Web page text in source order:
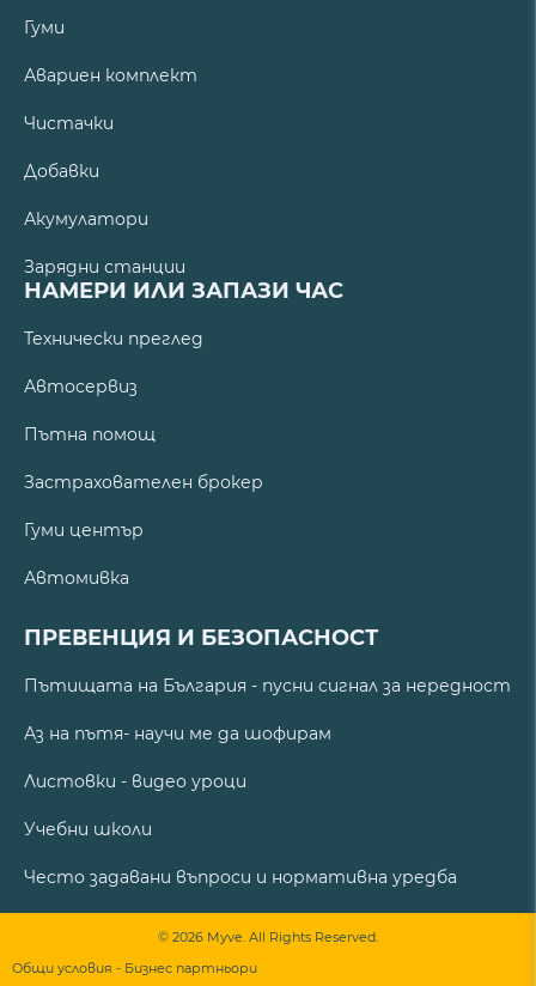
Гуми
Авариен комплект
Чистачки
Добавки
Акумулатори
Зарядни станции
НАМЕРИ ИЛИ ЗАПАЗИ ЧАС
Технически преглед
Автосервиз
Пътна помощ
Застрахователен брокер
Гуми център
Автомивка
ПРЕВЕНЦИЯ И БЕЗОПАСНОСТ
Пътищата на България - пусни сигнал за нередност
Аз на пътя- научи ме да шофирам
Листовки - видео уроци
Учебни школи
Често задавани въпроси и нормативна уредба
© 2026 Myve. All Rights Reserved.
Общи условия - Бизнес партньори